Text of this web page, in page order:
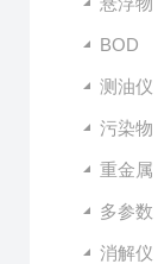
BOD
测油仪
污染物
重金属
多参数
消解仪